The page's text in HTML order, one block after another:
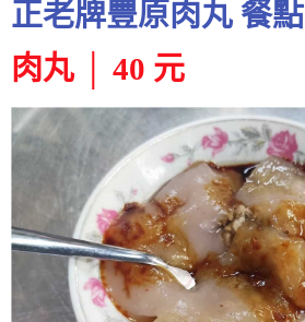
正老牌豐原肉丸 餐點
肉丸 │ 40 元